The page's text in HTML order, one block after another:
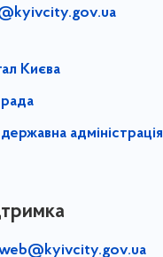
Києва
рада
адміністрація